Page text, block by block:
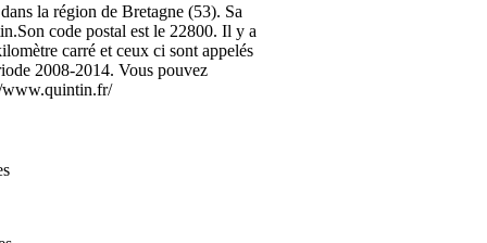
la région de Bretagne (53). Sa
code postal est le 22800. Il y a
carré et ceux ci sont appelés
2008-2014. Vous pouvez
www.quintin.fr/